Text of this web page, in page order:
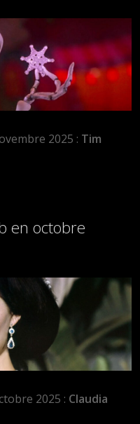
2025 : Tim
en octobre
2025 : Claudia